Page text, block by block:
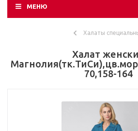
МЕНЮ
Халаты
Халат
70,158-164